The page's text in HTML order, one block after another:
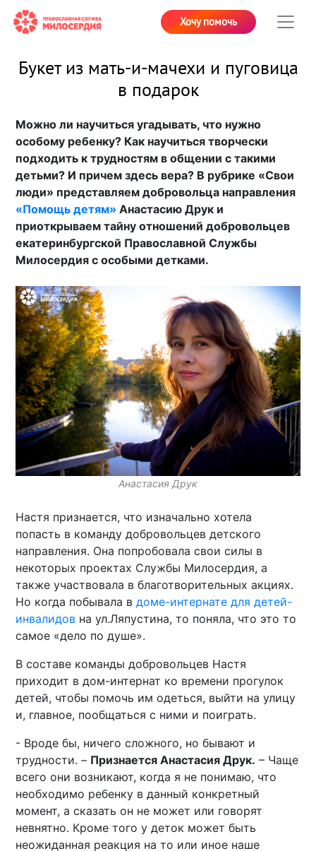
Хочу помочь
Букет из мать-и-мачехи и пуговица
в подарок
Можно ли научиться угадывать, что нужно
особому ребенку? Как научиться творчески
подходить к трудностям в общении с такими
детьми? И причем здесь вера? В рубрике «Свои
люди» представляем добровольца направления
«Помощь детям» Анастасию Друк и
приоткрываем тайну отношений добровольцев
екатеринбургской Православной Службы
Милосердия с особыми детками.
Анастасия Друк
Настя признается, что изначально хотела
попасть в команду добровольцев детского
направления. Она попробовала свои силы в
некоторых проектах Службы Милосердия, а
также участвовала в благотворительных акциях.
Но когда побывала вдоме-интернате для детей-
инвалидов на ул.Ляпустина, то поняла, что это то
самое «дело по душе».
В составе команды добровольцев Настя
приходит в дом-интернат ко времени прогулок
детей, чтобы помочь им одеться, выйти на улицу
и, главное, пообщаться с ними и поиграть.
- Вроде бы, ничего сложного, но бывают и
трудности. – Признается Анастасия Друк. – Чаще
всего они возникают, когда я не понимаю, что
необходимо ребенку в данный конкретный
момент, а сказать он не может или говорят
невнятно. Кроме того у деток может быть
неожиданная реакция на то или иное наше